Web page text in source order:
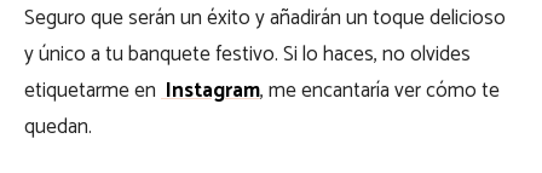
Seguro que serán un éxito y añadirán un toque delicioso
y único a tu banquete festivo. Si lo haces, no olvides
etiquetarme enInstagram, me encantaría ver cómo te
quedan.